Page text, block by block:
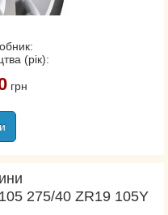
(рік):
грн
275/40 ZR19 105Y